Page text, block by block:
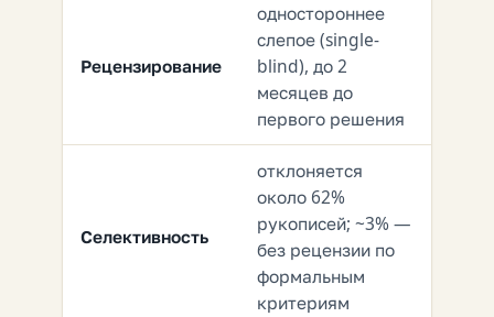
Рецензирование
одностороннее
слепое (single-
blind), до 2
месяцев до
первого решения
Селективность
отклоняется
около 62%
рукописей; ~3% —
без рецензии по
формальным
критериям